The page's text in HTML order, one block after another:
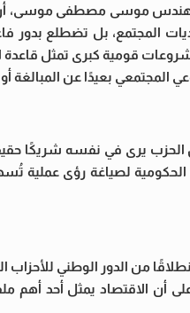
موسى مصطفى موسى،
المجتمع، بل تضطلع بدور
قومية كبرى تمثل
المجتمعي بعيدًا عن المبالغة
في نفسه شريكًا حقيقيًا
الحكومية لصياغة رؤى
من الدور الوطني
أن الاقتصاد يمثل أحد أهم